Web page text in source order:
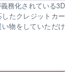
務化されている3D
たクレジットカー
物をしていただけ